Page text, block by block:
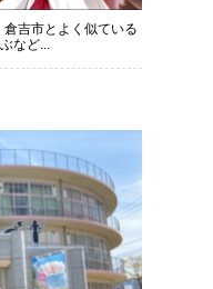
倉吉市とよく似ている
など...